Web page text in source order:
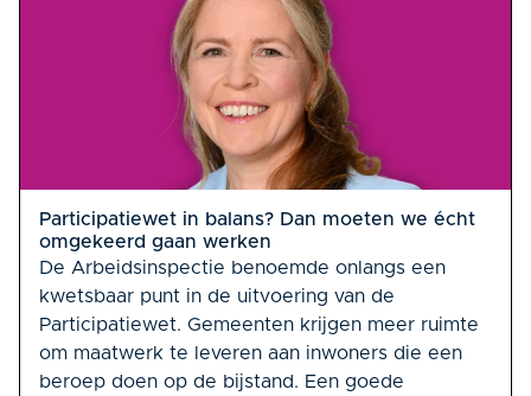
Participatiewet in balans? Dan moeten we écht
omgekeerd gaan werken
De Arbeidsinspectie benoemde onlangs een
kwetsbaar punt in de uitvoering van de
Participatiewet. Gemeenten krijgen meer ruimte
om maatwerk te leveren aan inwoners die een
beroep doen op de bijstand. Een goede